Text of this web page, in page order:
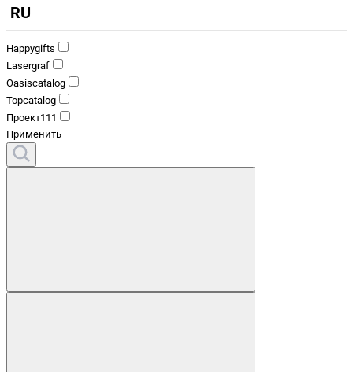
RU
Happygifts
Lasergraf
Oasiscatalog
Topcatalog
Проект111
Применить